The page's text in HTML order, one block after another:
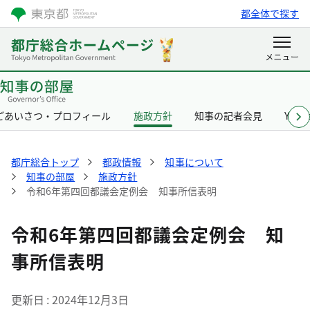
都全体で探す
あいさつ・プロフィール 施政方針 知事の記者会見
都庁総合トップ 都政情報
知事について
知事の部屋
施政方針
令和6年第四回都議会定例会 知事所信表明
令和6年第四回都議会定例会 知
事所信表明
更新日 2024年12月3日